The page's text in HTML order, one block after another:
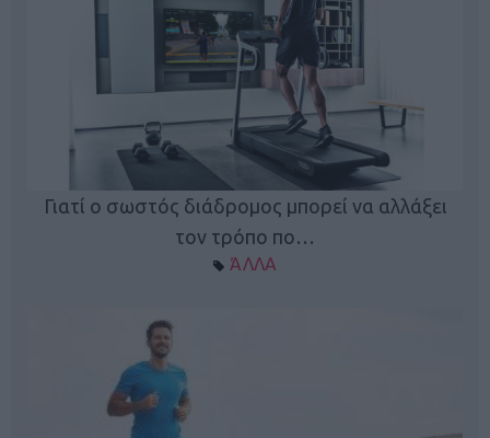
Γιατί ο σωστός διάδρομος μπορεί να αλλάξει
τον τρόπο πο…
ΆΛΛΑ